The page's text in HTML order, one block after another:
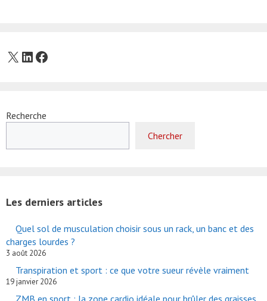
X LinkedIn
Facebook
Recherche
Chercher
Les derniers articles
Quel sol de musculation choisir sous un rack, un banc et des
charges lourdes ?
3 août 2026
Transpiration et sport : ce que votre sueur révèle vraiment
19 janvier 2026
ZMB en sport : la zone cardio idéale pour brûler des graisses